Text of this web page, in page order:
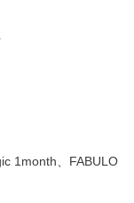
1month、FABULO